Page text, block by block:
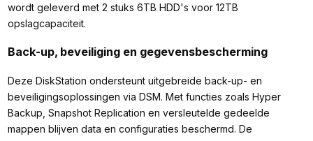
wordt geleverd met 2 stuks 6TB HDD's voor 12TB
opslagcapaciteit.
Back-up, beveiliging en gegevensbescherming
Deze DiskStation ondersteunt uitgebreide back-up- en
beveiligingsoplossingen via DSM. Met functies zoals Hyper
Backup, Snapshot Replication en versleutelde gedeelde
mappen blijven data en configuraties beschermd. De